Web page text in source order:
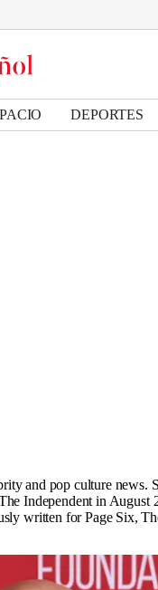
DEPORTES
and pop culture news.
Independent in
written for Page Six,